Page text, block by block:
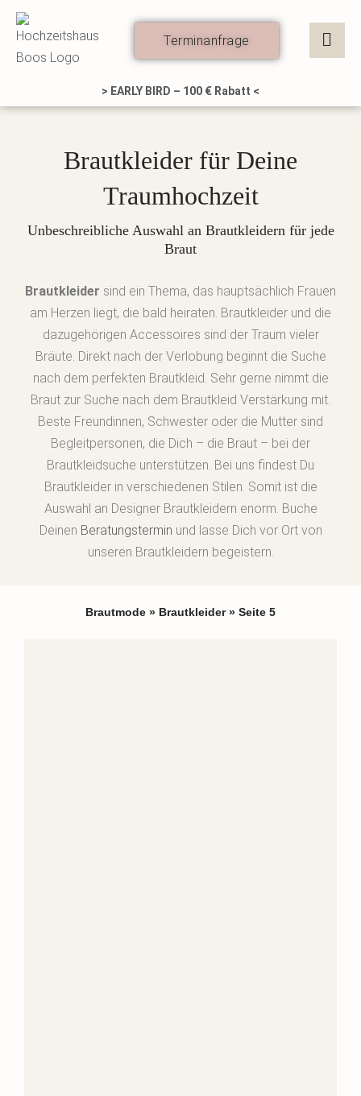
Zum
Inhalt
springen
Terminanfrage
> EARLY BIRD – 100 € Rabatt <
Brautkleider für Deine
Traumhochzeit
Unbeschreibliche Auswahl an Brautkleidern für jede
Braut
Brautkleider sind ein Thema, das hauptsächlich Frauen
am Herzen liegt, die bald heiraten. Brautkleider und die
dazugehörigen Accessoires sind der Traum vieler
Bräute. Direkt nach der Verlobung beginnt die Suche
nach dem perfekten Brautkleid. Sehr gerne nimmt die
Braut zur Suche nach dem Brautkleid Verstärkung mit.
Beste Freundinnen, Schwester oder die Mutter sind
Begleitpersonen, die Dich – die Braut – bei der
Brautkleidsuche unterstützen. Bei uns findest Du
Brautkleider in verschiedenen Stilen. Somit ist die
Auswahl an Designer Brautkleidern enorm. Buche
Deinen Beratungstermin und lasse Dich vor Ort von
unseren Brautkleidern begeistern.
Brautmode » Brautkleider» Seite 5